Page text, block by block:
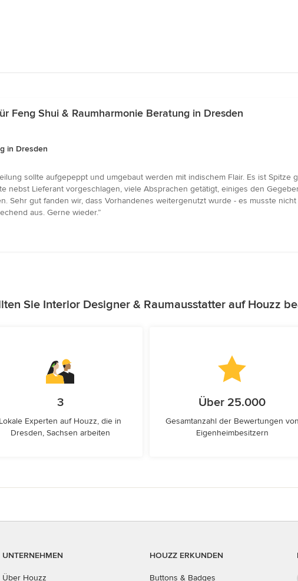
Feng Shui & Raumharmonie Beratung in Dresden
in Dresden
sollte aufgepeppt und umgebaut werden mit indischem Flair. Es ist
nebst Lieferant vorgeschlagen, viele Absprachen getätigt, einiges den
Sehr gut fanden wir, dass Vorhandenes weitergenutzt wurde - es musste
aus. Gerne wieder.”
Sie Interior Designer & Raumausstatter auf Houzz
3
Lokale Experten auf Houzz, die in
Dresden, Sachsen arbeiten
Über 25.000
Gesamtanzahl der Bewertungen von
Eigenheimbesitzern
UNTERNEHMEN
Über Houzz
HOUZZ ERKUNDEN
Buttons & Badges